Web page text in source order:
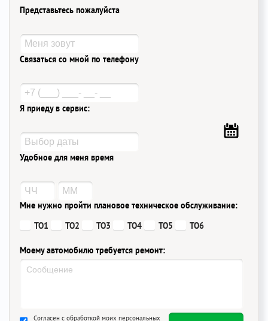
Представьтесь пожалуйста
Связаться со мной по телефону
Я приеду в сервис:
Удобное для меня время
Мне нужно пройти плановое техническое обслуживание:
ТО1
ТО2 ТО3 ТО4 ТО5 ТО6
Моему автомобилю требуется ремонт:
Согласен с обработкой моих персональных